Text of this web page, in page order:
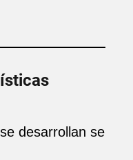
desarrollan se